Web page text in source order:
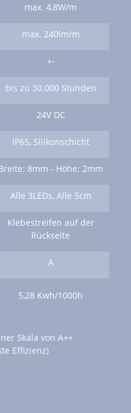
max. 4,8W/m
max. 240lm/m
+-
bis zu 30.000 Stunden
24V DC
IP65, Silikonschicht
8mm - Höhe: 2mm
Alle 3LEDs, Alle 5cm
Klebestreifen auf der
Rückseite
A
5,28 Kwh/1000h
Skala von A++
Effizienz)